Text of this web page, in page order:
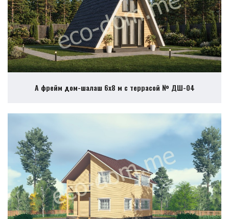
А фрейм дом-шалаш 6х8 м с террасой № ДШ-04